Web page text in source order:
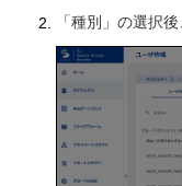
「種別」の選択